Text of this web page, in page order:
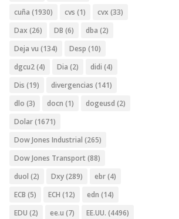
cuña (1930) cvs (1) cvx (33)
Dax (26) DB (6) dba (2)
Deja vu (134) Desp (10)
dgcu2(4) Dia (2) didi (4)
Dis (19) divergencias (141)
dlo (3) docn (1) dogeusd (2)
Dolar(1671)
Dow Jones Industrial (265)
Dow Jones Transport (88)
duol (2) Dxy(289) ebr(4)
ECB (5) ECH (12) edn (14)
EDU (2) ee.u (7) EE.UU. (4496)